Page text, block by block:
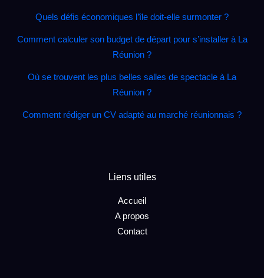
Quels défis économiques l’île doit‑elle surmonter ?
Comment calculer son budget de départ pour s’installer à La
Réunion ?
Où se trouvent les plus belles salles de spectacle à La
Réunion ?
Comment rédiger un CV adapté au marché réunionnais ?
Liens utiles
Accueil
A propos
Contact